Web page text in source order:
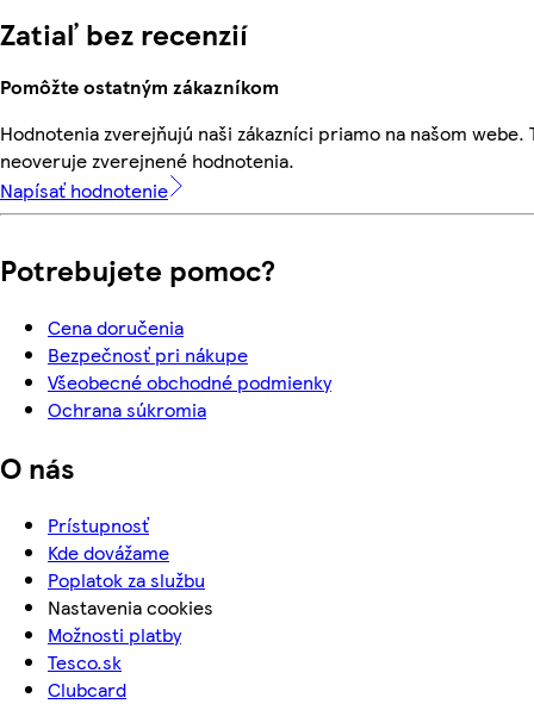
Zatiaľ bez recenzií
Pomôžte ostatným zákazníkom
Hodnotenia zverejňujú naši zákazníci priamo na našom webe.
neoveruje zverejnené hodnotenia.
Napísať hodnotenie
Potrebujete pomoc?
Cena doručenia
Bezpečnosť pri nákupe
Všeobecné obchodné podmienky
Ochrana súkromia
O nás
Prístupnosť
Kde dovážame
Poplatok za službu
Nastavenia cookies
Možnosti platby
Tesco.sk
Clubcard